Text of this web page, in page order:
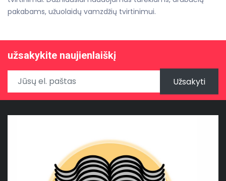
pakabams, užuolaidų vamzdžių tvirtinimui.
užsakykite naujienlaiškį
Užsakyti